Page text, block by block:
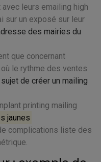
leurs emailing high
sur un exposé sur leur
des mairies du
que concernant
le rythme des ventes
de créer un mailing
printing mailing
jaunes
complications liste des